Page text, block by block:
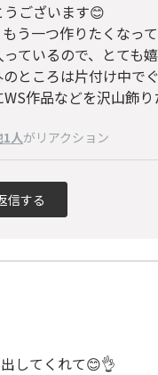
ございます😊
う一つ作りたくなっ
ているので、とても
ところは片付け中で
作品などを沢山飾
1人がリアクション
信する
してくれて😊👌